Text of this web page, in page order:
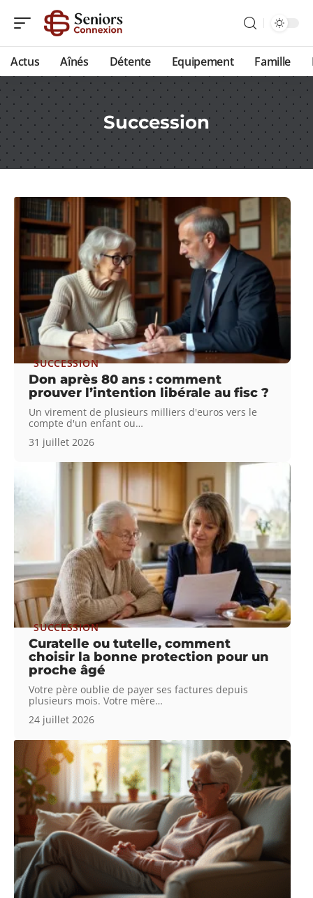
Actus Aînés Détente Equipement Famille
Succession
SUCCESSION
Don après 80 ans : comment
prouver l’intention libérale au fisc ?
Un virement de plusieurs milliers d'euros vers le
compte d'un enfant ou…
31 juillet 2026
SUCCESSION
Curatelle ou tutelle, comment
choisir la bonne protection pour un
proche âgé
Votre père oublie de payer ses factures depuis
plusieurs mois. Votre mère…
24 juillet 2026